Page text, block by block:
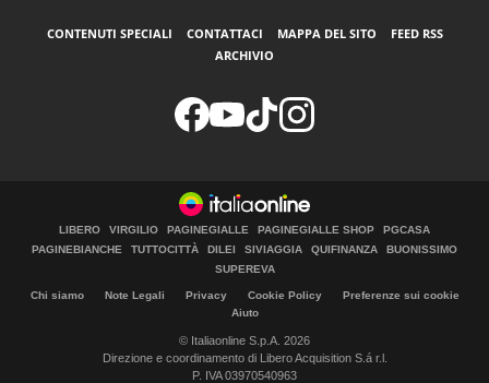
CONTENUTI SPECIALI CONTATTACI MAPPA DEL SITO
FEED RSS
ARCHIVIO
LIBERO VIRGILIO PAGINEGIALLE PAGINEGIALLE SHOP
PGCASA
PAGINEBIANCHE
TUTTOCITTÀ DILEI SIVIAGGIA QUIFINANZA
BUONISSIMO
SUPEREVA
Chi siamo Note Legali Privacy Cookie Policy
Preferenze sui cookie
Aiuto
© Italiaonline S.p.A. 2026
Direzione e coordinamento di Libero Acquisition S.á r.l.
P. IVA 03970540963